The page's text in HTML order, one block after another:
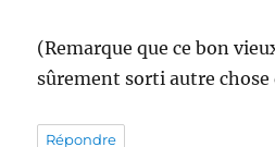
(Remarque que ce bon
sûrement sorti autre chose
Répondre